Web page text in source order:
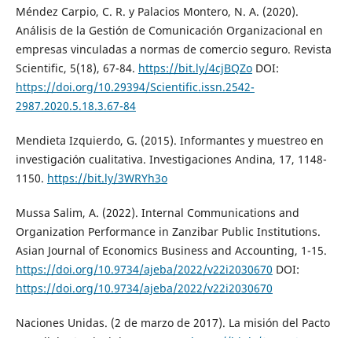
Méndez Carpio, C. R. y Palacios Montero, N. A. (2020).
Análisis de la Gestión de Comunicación Organizacional en
empresas vinculadas a normas de comercio seguro. Revista
Scientific, 5(18), 67-84. https://bit.ly/4cjBQZoDOI:
https://doi.org/10.29394/Scientific.issn.2542-
2987.2020.5.18.3.67-84
Mendieta Izquierdo, G. (2015). Informantes y muestreo en
investigación cualitativa. Investigaciones Andina, 17, 1148-
1150. https://bit.ly/3WRYh3o
Mussa Salim, A. (2022). Internal Communications and
Organization Performance in Zanzibar Public Institutions.
Asian Journal of Economics Business and Accounting, 1-15.
https://doi.org/10.9734/ajeba/2022/v22i2030670 DOI:
https://doi.org/10.9734/ajeba/2022/v22i2030670
Naciones Unidas. (2 de marzo de 2017). La misión del Pacto